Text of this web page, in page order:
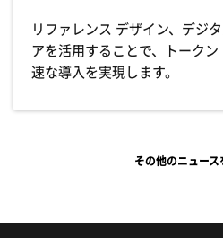
リファレンス デザイン、デジ
アを活用することで、トーク
速な導入を実現します。
その他のニュース
その他のユース ケ
その他のお客様事